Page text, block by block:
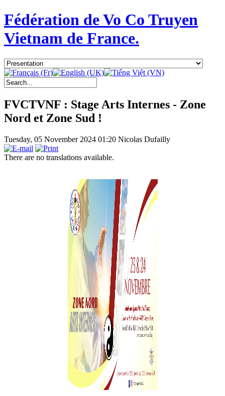
Fédération de Vo Co Truyen
Vietnam de France.
FVCTVNF : Stage Arts Internes - Zone
Nord et Zone Sud !
Tuesday, 05 November 2024 01:20 Nicolas Dufailly
There are no translations available.